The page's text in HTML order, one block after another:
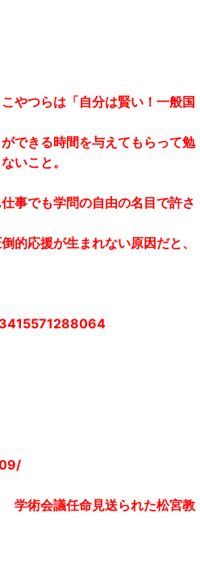
やつらは「自分は賢い！一般国
できる時間を与えてもらって勉
いこと。
事でも学問の自由の名目で許さ
的応援が生まれない原因だと、
学術会議任命見送られた松宮教